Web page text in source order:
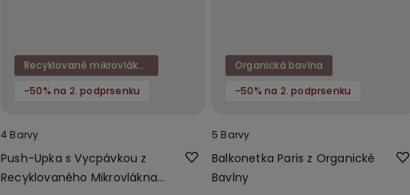
Recyklované mikrovlákno
-50% na 2. podprsenku
4 Barvy
Push-Upka s Vycpávkou z
Recyklovaného Mikrovlákna
Organická bavlna
-50% na 2. podprsenku
5 Barvy
Balkonetka Paris z Organické
Bavlny